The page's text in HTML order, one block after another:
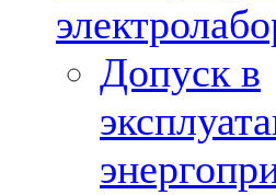
Допуск в